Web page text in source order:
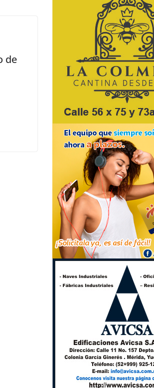
de